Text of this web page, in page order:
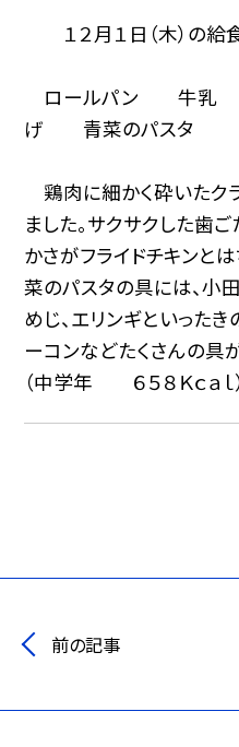
１２月１日（木）の給
ロールパン 牛乳
げ 青菜のパスタ
鶏肉に細かく砕いたク
ました。サクサクした歯
かさがフライドチキンと
菜のパスタの具には、小
めじ、エリンギといったき
ーコンなどたくさんの
（中学年 ６５８Ｋｃａｌ
前の記事